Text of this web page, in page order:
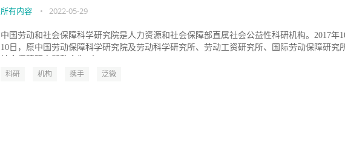
所有内容 • 2022-05-29
中国劳动和社会保障科学研究院是人力资源和社会保障部直属社会公益性科研机构。2017年
10日，原中国劳动保障科学研究院及劳动科学研究所、劳动工资研究所、国际劳动保障研究
科研 机构 携手 泛微